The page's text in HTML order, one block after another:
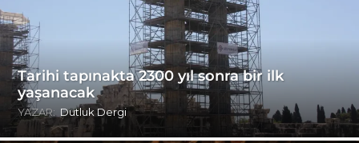
Tarihi tapınakta 2300 yıl sonra bir ilk
yaşanacak
YAZAR: Dutluk Dergi